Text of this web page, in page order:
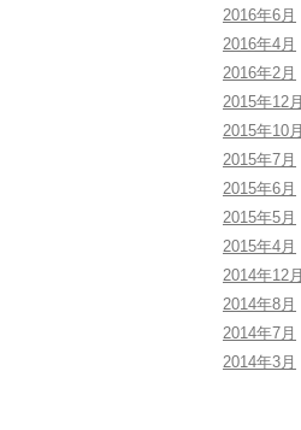
2016年6月
2016年4月
2016年2月
2015年12月
2015年10月
2015年7月
2015年6月
2015年5月
2015年4月
2014年12月
2014年8月
2014年7月
2014年3月